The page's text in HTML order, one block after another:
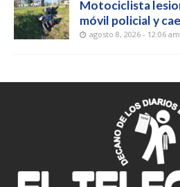
Motociclista
móvil policial y
agosto 8, 2026 - 12:06 am